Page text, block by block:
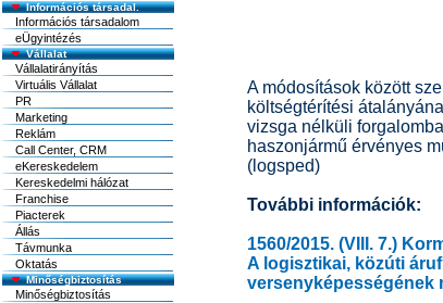
Információs társadal.
Információs társadalom
eÜgyintézés
Vállalat
Vállalatirányítás
Virtuális Vállalat
PR
Marketing
Reklám
Call Center, CRM
eKereskedelem
Kereskedelmi hálózat
Franchise
Piacterek
Állás
Távmunka
Oktatás
Minőségbiztosítás
Minőségbiztosítás
A módosítások között
költségtérítési
vizsga nélküli
haszonjármű érvényes
(logsped)
További információk:
1560/2015. (VIII. 7.)
A logisztikai, közúti
versenyképességének